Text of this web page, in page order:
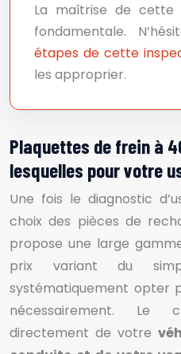
La maîtrise de cette
fondamentale.
étapes de cette
les approprier.
Plaquettes de frein à
lesquelles pour votre
Une fois le diagnostic
choix des pièces de
propose une large
prix variant du
systématiquement opter
nécessairement. Le
directement de votre